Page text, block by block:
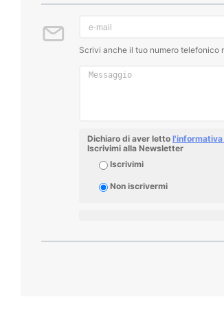
Scrivi anche il tuo numero telefonico
Dichiaro di aver letto
Iscrivimi alla Newsletter
Iscrivimi
Non iscrivermi